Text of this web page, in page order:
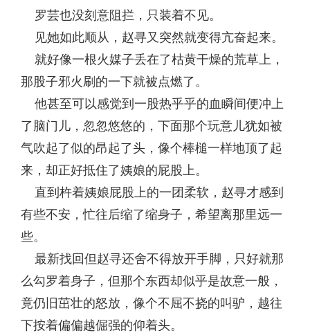
罗芸也没刻意阻拦，只装着不见。
见她如此顺从，赵寻又突然就变得亢奋起来。
就好像一根火媒子丢在了枯黄干燥的荒草上，
那股子邪火刷的一下就被点燃了。
他甚至可以感觉到一股热乎乎的血瞬间便冲上
了脑门儿，忽忽悠悠的，下面那个玩意儿犹如被
气吹起了似的昂起了头，像个棒槌一样地顶了起
来，却正好抵住了姨娘的屁股上。
直到杵着姨娘屁股上的一团柔软，赵寻才感到
有些不安，忙往后缩了缩身子，希望离那里远一
些。
最新找回但赵寻还舍不得放开手脚，只好就那
么勾罗着身子，但那个东西却似乎是故意一般，
竟仍旧茁壮的怒放，像个不屈不挠的叫驴，越往
下按着偏偏越倔强的仰着头。